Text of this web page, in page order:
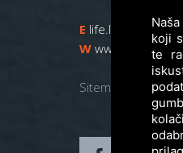
E
W www.zgs.si
Sitemap
koji
te